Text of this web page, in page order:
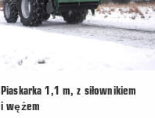
Piaskarka 1,1 m, z siłownikiem
i wężem